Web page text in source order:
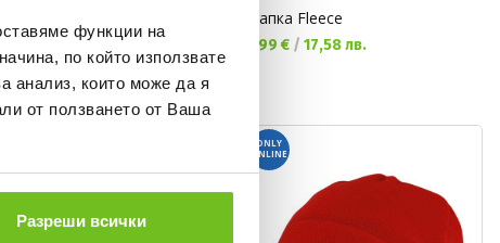
функции на
по който използвате
анализ, които може да я
от ползването от Ваша
Разреши всички
цена:
€ 17,58 лв.
Шапка Fleece
Текуща цена:
8,99 € / 17,58 лв.
ONLY
ONLINE